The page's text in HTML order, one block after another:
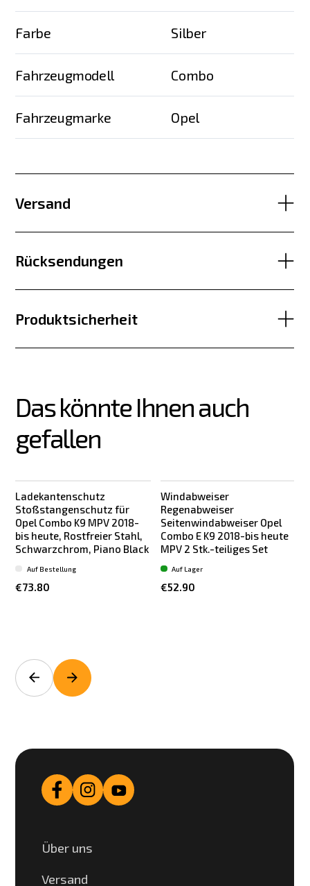
Farbe Silber
Fahrzeugmodell Combo
Fahrzeugmarke Opel
Versand
Rücksendungen
Produktsicherheit
Das könnte Ihnen auch
gefallen
Ladekantenschutz
Stoßstangenschutz für
Opel Combo K9 MPV 2018-
bis heute, Rostfreier Stahl,
Schwarzchrom, Piano Black
€73.80
Auf Bestellung
Windabweiser
Regenabweiser
Seitenwindabweiser Opel
Combo E K9 2018-bis heute
MPV 2 Stk.-teiliges Set
€52.90
Auf Lager
Über uns
Versand